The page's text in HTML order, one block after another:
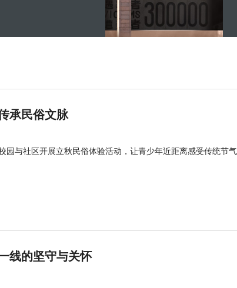
承民俗文脉
园与社区开展立秋民俗体验活动，让青少年近距离感受传统节
线的坚守与关怀